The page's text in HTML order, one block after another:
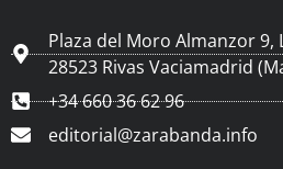
Plaza del Moro Almanzor 9,
28523 Rivas Vaciamadrid
+34 660 36 62 96
editorial@zarabanda.info